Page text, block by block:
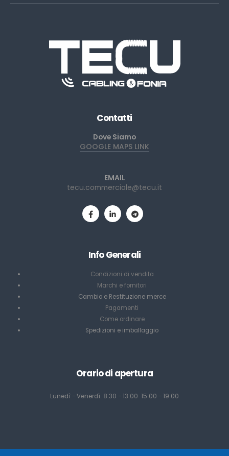
Contatti
Dove Siamo
GOOGLE MAPS LINK
EMAIL
tecu.commerciale@tecu.it
Info Generali
Condizioni di vendita
Marchi e fornitori
Cambio e Restituzione merce
Pagamenti
Come ordinare
Spedizioni e imballaggio
Orario di apertura
Lunedì - Venerdì: 8:30 - 13:00 15:00 - 19:00